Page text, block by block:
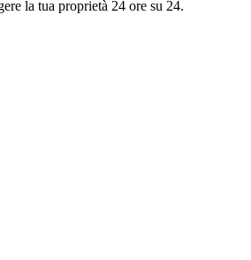
la tua proprietà 24 ore su 24.